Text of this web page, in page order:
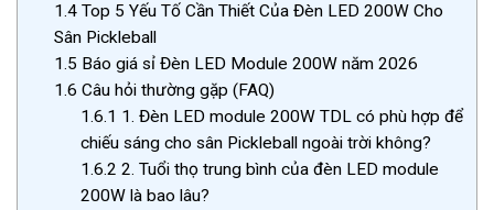
1.4 Top 5 Yếu Tố Cần Thiết Của Đèn LED 200W Cho
Sân Pickleball
1.5 Báo giá sỉ Đèn LED Module 200W năm 2026
1.6 Câu hỏi thường gặp (FAQ)
1.6.1 1. Đèn LED module 200W TDL có phù hợp để
chiếu sáng cho sân Pickleball ngoài trời không?
1.6.2 2. Tuổi thọ trung bình của đèn LED module
200W là bao lâu?